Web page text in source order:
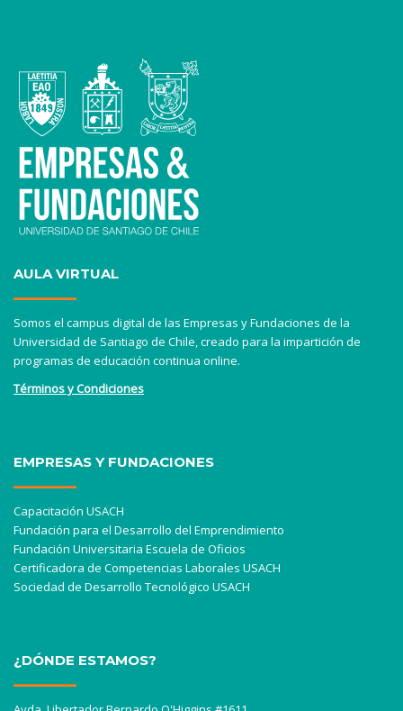
AULA VIRTUAL
Somos el campus digital de las Empresas y Fundaciones de la
Universidad de Santiago de Chile, creado para la impartición de
programas de educación continua online.
Términos y Condiciones
EMPRESAS Y FUNDACIONES
Capacitación USACH
Fundación para el Desarrollo del Emprendimiento
Fundación Universitaria Escuela de Oficios
Certificadora de Competencias Laborales USACH
Sociedad de Desarrollo Tecnológico USACH
¿DÓNDE ESTAMOS?